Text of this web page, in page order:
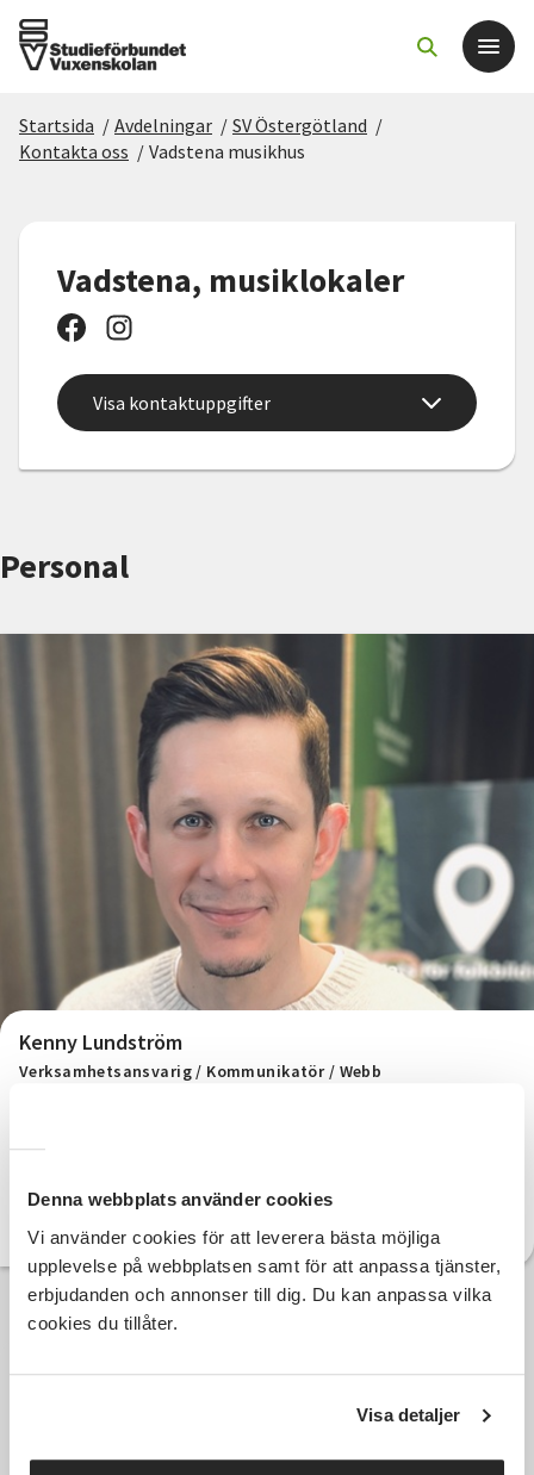
Denna webbplats använder cookies
Vi använder cookies för att leverera bästa möjliga
upplevelse på webbplatsen samt för att anpassa tjänster,
erbjudanden och annonser till dig. Du kan anpassa vilka
cookies du tillåter.
Visa detaljer
Det här gör vi
Sök kurser och evenemang
Starta studiecirkel
Startsida / Avdelningar / SV Östergötland /
Kontakta oss / Vadstena musikhus
Vadstena, musiklokaler
Visa kontaktuppgifter
Personal
Kenny Lundström
Verksamhetsansvarig / Kommunikatör / Webb
E-post: